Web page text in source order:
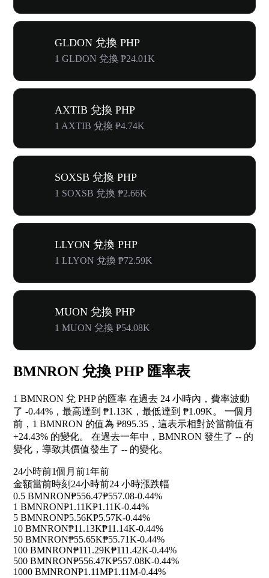
GLDON 兌換 PHP
1 GLDON 兌換 ₱24.01K
AXTIB 兌換 PHP
1 AXTIB 兌換 ₱4.74K
SOXSB 兌換 PHP
1 SOXSB 兌換 ₱2.66K
LLYON 兌換 PHP
1 LLYON 兌換 ₱72.59K
MUON 兌換 PHP
1 MUON 兌換 ₱54.08K
BMNRON 兌換 PHP 匯率表
1 BMNRON 兌 PHP 的匯率 在過去 24 小時內，費率波動
了 -0.44% ，最高達到 ₱1.13K，最低達到 ₱1.09K。 一個月
前，1 BMNRON 的值為 ₱895.35，這表示相對於當前值有
+24.43% 的變化。 在過去一年中，BMNRON 發生了 -- 的
變化，導致其價值發生了 -- 的變化。
24小時前1個月前1年前
金額當前時刻 24小時前24 小時漲跌幅
0.5 BMNRON₱556.47₱557.08-0.44%
1 BMNRON₱1.11K₱1.11K-0.44%
5 BMNRON₱5.56K₱5.57K-0.44%
10 BMNRON₱11.13K₱11.14K-0.44%
50 BMNRON₱55.65K₱55.71K-0.44%
100 BMNRON₱111.29K₱111.42K-0.44%
500 BMNRON₱556.47K₱557.08K-0.44%
1000 BMNRON₱1.11M₱1.11M-0.44%